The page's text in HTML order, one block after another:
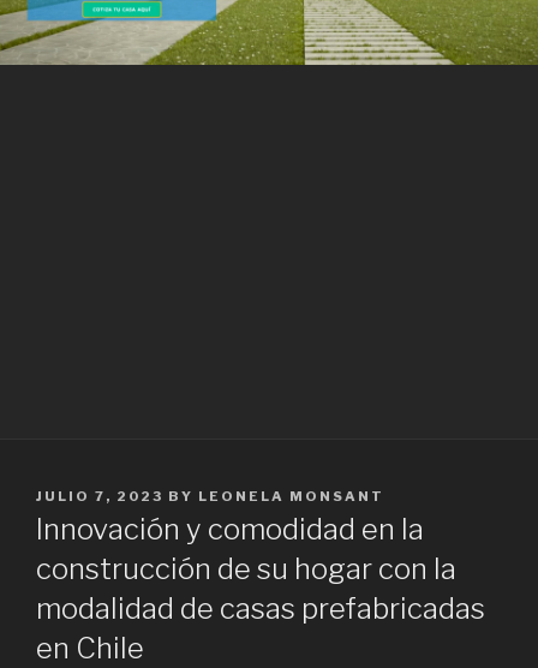
POSTED
ON
JULIO 7, 2023 BY LEONELA MONSANT
Innovación y comodidad en la
construcción de su hogar con la
modalidad de casas prefabricadas
en Chile